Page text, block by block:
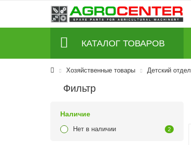
КАТАЛОГ ТОВАРОВ
Хозяйственные товары Детский отдел
Фильтр
Наличие
Нет в наличии 2